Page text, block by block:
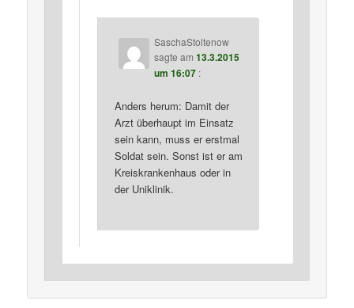
SaschaStoltenow
sagte am 13.3.2015
um 16:07 :
Anders herum: Damit der
Arzt überhaupt im Einsatz
sein kann, muss er erstmal
Soldat sein. Sonst ist er am
Kreiskrankenhaus oder in
der Uniklinik.